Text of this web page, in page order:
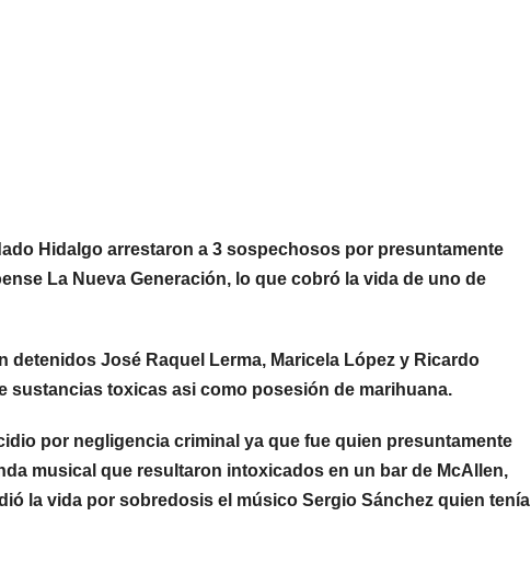
Hidalgo arrestaron a 3 sospechosos por presuntamente
La Nueva Generación, lo que cobró la vida de uno de
José Raquel Lerma, Maricela López y Ricardo
sustancias toxicas asi como posesión de marihuana.
por negligencia criminal ya que fue quien presuntamente
musical que resultaron intoxicados en un bar de McAllen,
la vida por sobredosis el músico Sergio Sánchez quien tenía